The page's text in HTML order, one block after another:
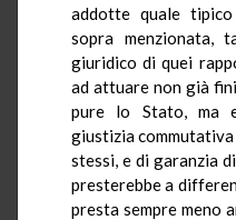
addotte quale
sopra menzionata,
giuridico di quei
ad attuare non già
pure lo Stato, ma
giustizia
stessi, e di garanzia
presterebbe a
presta sempre meno